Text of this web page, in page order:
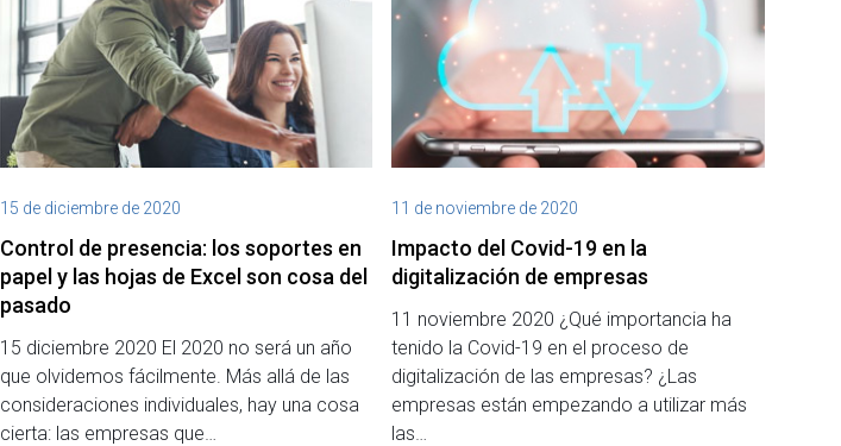
15 de diciembre de 2020
Control de presencia: los soportes en
papel y las hojas de Excel son cosa del
pasado
15 diciembre 2020 El 2020 no será un año
que olvidemos fácilmente. Más allá de las
consideraciones individuales, hay una cosa
cierta: las empresas que…
11 de noviembre de 2020
Impacto del Covid-19 en la
digitalización de empresas
11 noviembre 2020 ¿Qué importancia ha
tenido la Covid-19 en el proceso de
digitalización de las empresas? ¿Las
empresas están empezando a utilizar más
las…